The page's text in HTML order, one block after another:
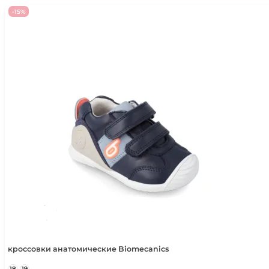
кроссовки анатомические Biomecanics
-15%